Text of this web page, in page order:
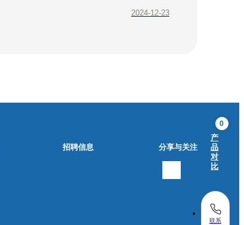
2024-12-23
招聘信息 分享与关注
0
产
品
对
比
联系